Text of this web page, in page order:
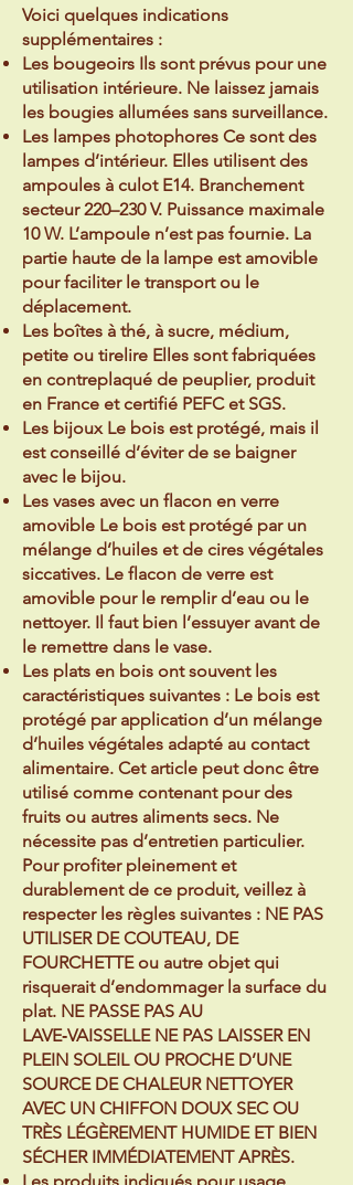
Voici quelques indications
supplémentaires :
Les bougeoirs Ils sont prévus pour une
utilisation intérieure. Ne laissez jamais
les bougies allumées sans surveillance.
Les lampes photophores Ce sont des
lampes d’intérieur. Elles utilisent des
ampoules à culot E14. Branchement
secteur 220–230 V. Puissance maximale
10 W. L’ampoule n’est pas fournie. La
partie haute de la lampe est amovible
pour faciliter le transport ou le
déplacement.
Les boîtes à thé, à sucre, médium,
petite ou tirelire Elles sont fabriquées
en contreplaqué de peuplier, produit
en France et certifié PEFC et SGS.
Les bijoux Le bois est protégé, mais il
est conseillé d’éviter de se baigner
avec le bijou.
Les vases avec un flacon en verre
amovible Le bois est protégé par un
mélange d’huiles et de cires végétales
siccatives. Le flacon de verre est
amovible pour le remplir d’eau ou le
nettoyer. Il faut bien l’essuyer avant de
le remettre dans le vase.
Les plats en bois ont souvent les
caractéristiques suivantes : Le bois est
protégé par application d’un mélange
d’huiles végétales adapté au contact
alimentaire. Cet article peut donc être
utilisé comme contenant pour des
fruits ou autres aliments secs. Ne
nécessite pas d’entretien particulier.
Pour profiter pleinement et
durablement de ce produit, veillez à
respecter les règles suivantes : NE PAS
UTILISER DE COUTEAU, DE
FOURCHETTE ou autre objet qui
risquerait d’endommager la surface du
plat. NE PASSE PAS AU
LAVE‑VAISSELLE NE PAS LAISSER EN
PLEIN SOLEIL OU PROCHE D’UNE
SOURCE DE CHALEUR NETTOYER
AVEC UN CHIFFON DOUX SEC OU
TRÈS LÉGÈREMENT HUMIDE ET BIEN
SÉCHER IMMÉDIATEMENT APRÈS.